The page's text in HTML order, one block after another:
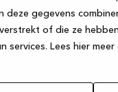
deze gegevens
of die ze
services. Lees hier
has occurred